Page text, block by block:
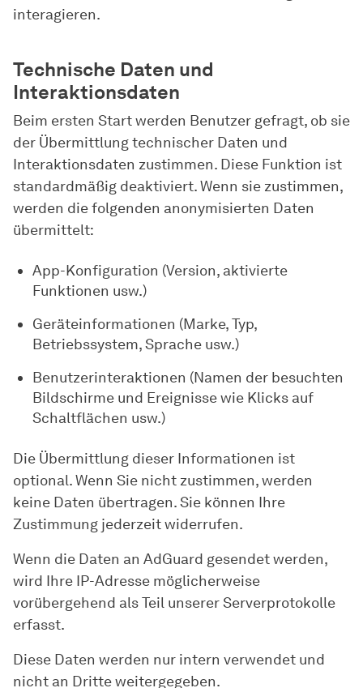
interagieren.
Technische Daten und
Interaktionsdaten
Beim ersten Start werden Benutzer gefragt, ob sie
der Übermittlung technischer Daten und
Interaktionsdaten zustimmen. Diese Funktion ist
standardmäßig deaktiviert. Wenn sie zustimmen,
werden die folgenden anonymisierten Daten
übermittelt:
App-Konfiguration (Version, aktivierte
Funktionen usw.)
Geräteinformationen (Marke, Typ,
Betriebssystem, Sprache usw.)
Benutzerinteraktionen (Namen der besuchten
Bildschirme und Ereignisse wie Klicks auf
Schaltflächen usw.)
Die Übermittlung dieser Informationen ist
optional. Wenn Sie nicht zustimmen, werden
keine Daten übertragen. Sie können Ihre
Zustimmung jederzeit widerrufen.
Wenn die Daten an AdGuard gesendet werden,
wird Ihre IP-Adresse möglicherweise
vorübergehend als Teil unserer Serverprotokolle
erfasst.
Diese Daten werden nur intern verwendet und
nicht an Dritte weitergegeben.